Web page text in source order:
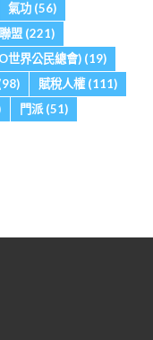
氣功 (56)
盟 (221)
世界公民總會) (19)
賦稅人權(111)
門派(51)